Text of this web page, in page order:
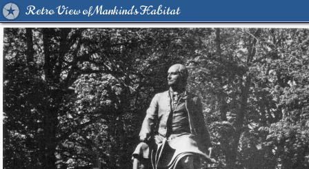
Retro View of Mankind's Habitat